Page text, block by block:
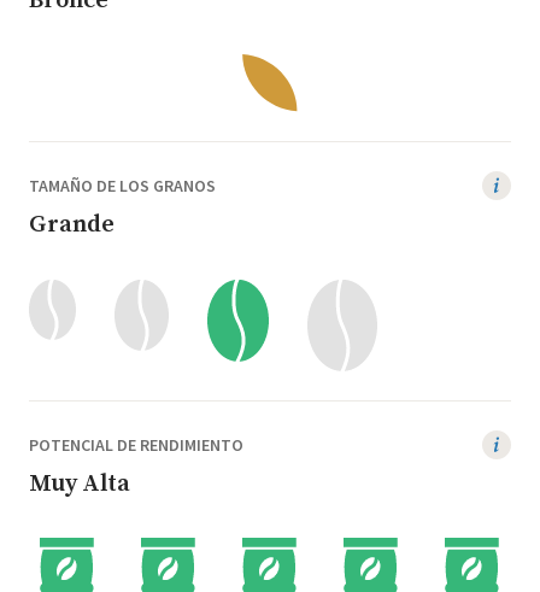
TAMAÑO DE LOS GRANOS
Grande
POTENCIAL DE RENDIMIENTO
Muy Alta